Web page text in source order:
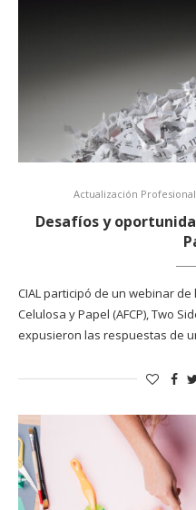
Actualización Profesional
Desafíos y
CIAL participó de un webinar
Celulosa y Papel (AFCP), Two
expusieron las respuestas de